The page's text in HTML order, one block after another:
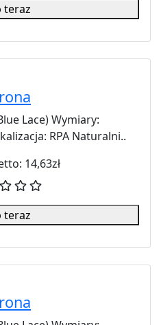
teraz
Lace) Wymiary:
RPA Naturalni..
14,63zł
teraz